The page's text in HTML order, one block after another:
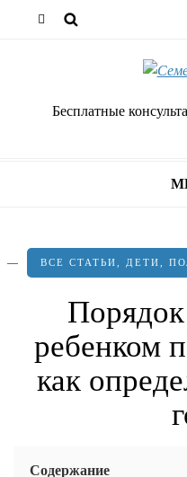
Бесплатные
ВСЕ СТАТЬИ ДЕТИ
ребенком
как
Содержание